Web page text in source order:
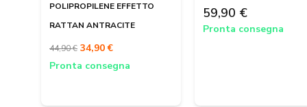
POLIPROPILENE EFFETTO
RATTAN ANTRACITE
44,90 € 34,90 €
Pronta consegna
59,90 €
Pronta consegna